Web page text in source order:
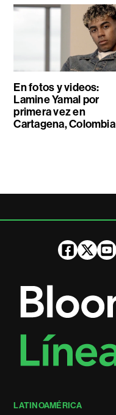
En fotos y videos:
Lamine Yamal por
primera vez en
Cartagena, Colombia
LATINOAMÉRICA